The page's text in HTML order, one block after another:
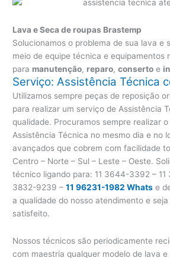
Lava e Seca de roupas Brastemp
Solucionamos o problema de sua lava e
meio de equipe técnica e equipamentos
para manutenção, reparo,conserto e
Serviço: Assistência Técnica
Utilizamos sempre peças de reposição
para realizar um serviço de Assistência
qualidade. Procuramos sempre realizar
Assistência Técnica no mesmo dia e no
avançados que cobrem com facilidade
Centro – Norte – Sul – Leste – Oeste.
técnico ligando para: 11 3644-3392 – 11
3832-9239 –11 96231-1982 Whats e
a qualidade do nosso atendimento e
satisfeito.
Nossos técnicos são periodicamente
com maestria qualquer modelo de lava